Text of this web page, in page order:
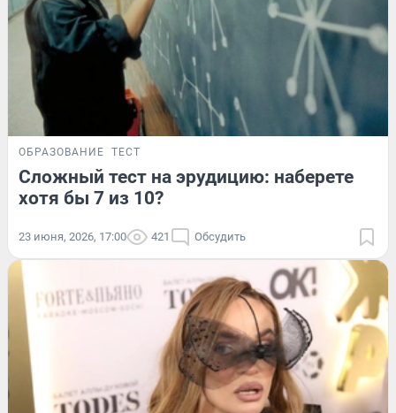
ОБРАЗОВАНИЕ ТЕСТ
Сложный тест на эрудицию: наберете
хотя бы 7 из 10?
23 июня, 2026, 17:00 421 Обсудить